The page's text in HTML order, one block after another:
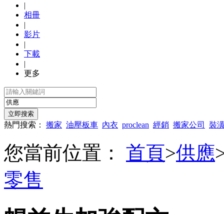
|
相冊
|
影片
|
下載
|
更多
熱門搜索： 搬家 油壓板車 內衣 proclean 經銷 搬家公司 裝
您當前位置： 首頁>供應
零售